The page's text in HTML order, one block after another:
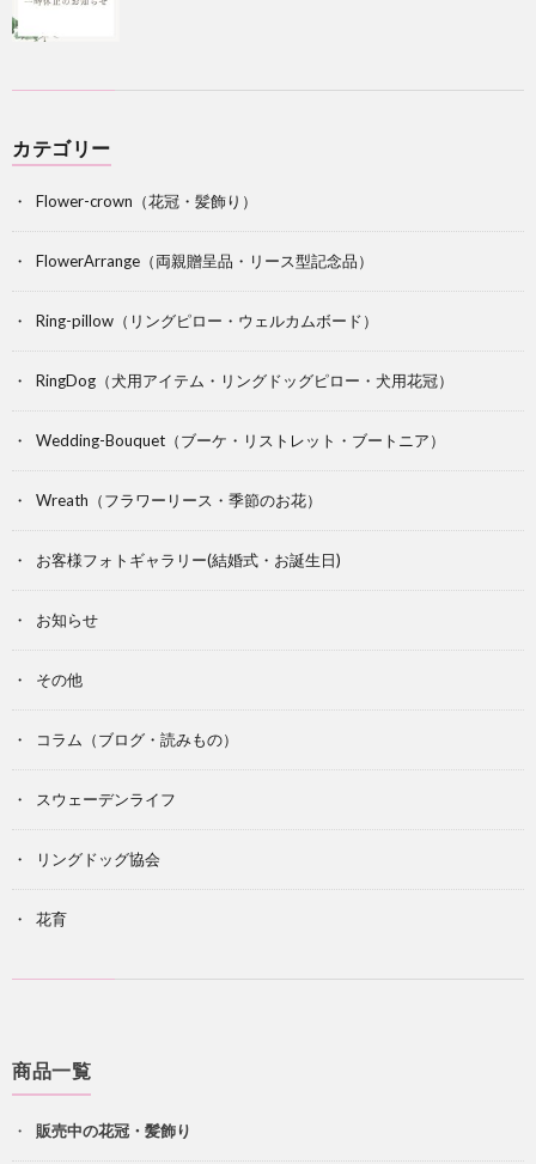
カテゴリー
Flower-crown（花冠・髪飾り）
FlowerArrange（両親贈呈品・リース型記念品）
Ring-pillow（リングピロー・ウェルカムボード）
RingDog（犬用アイテム・リングドッグピロー・犬用花冠）
Wedding-Bouquet（ブーケ・リストレット・ブートニア）
Wreath（フラワーリース・季節のお花）
お客様フォトギャラリー(結婚式・お誕生日)
お知らせ
その他
コラム（ブログ・読みもの）
スウェーデンライフ
リングドッグ協会
花育
商品一覧
販売中の花冠・髪飾り